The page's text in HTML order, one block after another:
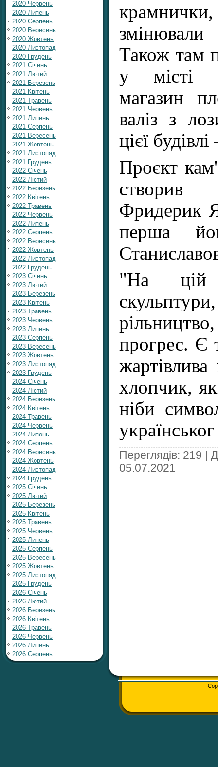
2020 Червень
2020 Липень
2020 Серпень
2020 Вересень
2020 Жовтень
2020 Листопад
2020 Грудень
2021 Січень
2021 Лютий
2021 Березень
2021 Квітень
2021 Травень
2021 Червень
2021 Липень
2021 Серпень
2021 Вересень
2021 Жовтень
2021 Листопад
2021 Грудень
2022 Січень
2022 Лютий
2022 Березень
2022 Квітень
2022 Травень
2022 Червень
2022 Липень
2022 Серпень
2022 Вересень
2022 Жовтень
2022 Листопад
2022 Грудень
2023 Січень
2023 Лютий
2023 Березень
2023 Квітень
2023 Травень
2023 Червень
2023 Липень
2023 Серпень
2023 Вересень
2023 Жовтень
2023 Листопад
2023 Грудень
2024 Січень
2024 Лютий
2024 Березень
2024 Квітень
2024 Травень
2024 Червень
2024 Липень
2024 Серпень
2024 Вересень
2024 Жовтень
2024 Листопад
2024 Грудень
2025 Січень
2025 Лютий
2025 Березень
2025 Квітень
2025 Травень
2025 Червень
2025 Липень
2025 Серпень
2025 Вересень
2025 Жовтень
2025 Листопад
2025 Грудень
2026 Січень
2026 Лютий
2026 Березень
2026 Квітень
2026 Травень
2026 Червень
2026 Липень
2026 Серпень
Також там
у місті
магазин
валіз з
цієї
Проєкт
Фридерик
перша
"На цій
прогрес. Є
хлопчик,
ніби
Переглядів: 219 |
05.07.2021